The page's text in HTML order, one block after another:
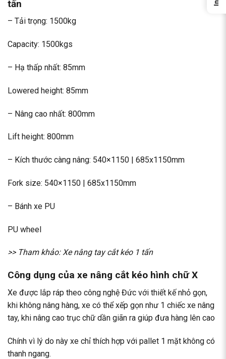
tấn
– Tải trọng: 1500kg
Capacity: 1500kgs
– Hạ thấp nhất: 85mm
Lowered height: 85mm
– Nâng cao nhất: 800mm
Lift height: 800mm
– Kích thước càng nâng: 540×1150 | 685x1150mm
Fork size: 540×1150 | 685x1150mm
– Bánh xe PU
PU wheel
>> Tham khảo:Xe nâng tay cắt kéo 1 tấn
Công dụng của xe nâng cắt kéo hình chữ X
Xe được lắp ráp theo công nghệ Đức với thiết kế nhỏ gọn,
khi không nâng hàng, xe có thể xếp gọn như 1 chiếc xe nâng
tay, khi nâng cao trục chữ dần giãn ra giúp đưa hàng lên cao
Chính vì lý do này xe chỉ thích hợp với pallet 1 mặt không có
thanh ngang.